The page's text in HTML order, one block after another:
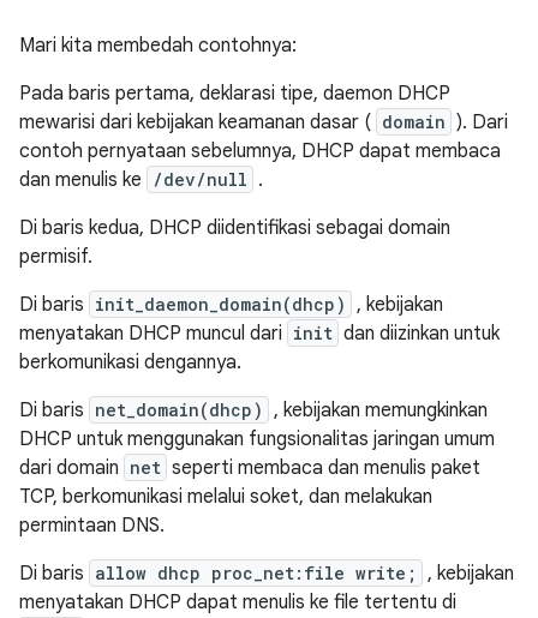
Mari kita membedah contohnya:
Pada baris pertama, deklarasi tipe, daemon DHCP
mewarisi dari kebijakan keamanan dasar ( domain ). Dari
contoh pernyataan sebelumnya, DHCP dapat membaca
dan menulis ke
/dev/null .
Di baris kedua, DHCP diidentifikasi sebagai domain
permisif.
Di baris init_daemon_domain(dhcp) , kebijakan
menyatakan DHCP muncul dari init dan diizinkan untuk
berkomunikasi dengannya.
Di baris net_domain(dhcp) , kebijakan memungkinkan
DHCP untuk menggunakan fungsionalitas jaringan umum
dari domain net seperti membaca dan menulis paket
TCP, berkomunikasi melalui soket, dan melakukan
permintaan DNS.
Di baris allow dhcp proc_net:file write;
, kebijakan
menyatakan DHCP dapat menulis ke file tertentu di